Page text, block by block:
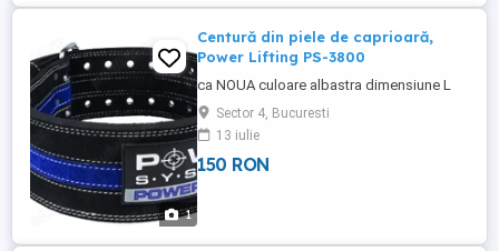
1
Centură din piele de caprioară,
Power Lifting PS-3800
ca NOUA culoare albastra dimensiune L
Sector 4, Bucuresti
13 iulie
150 RON